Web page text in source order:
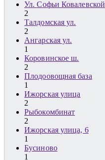
Ул. Софьи Ковалевской
2
Талдомская ул.
2
Ангарская ул.
1
Коровинское ш.
2
Плодоовощная база
1
Ижорская улица
2
Рыбокомбинат
2
Ижорская улица, 6
1
Бусиново
1